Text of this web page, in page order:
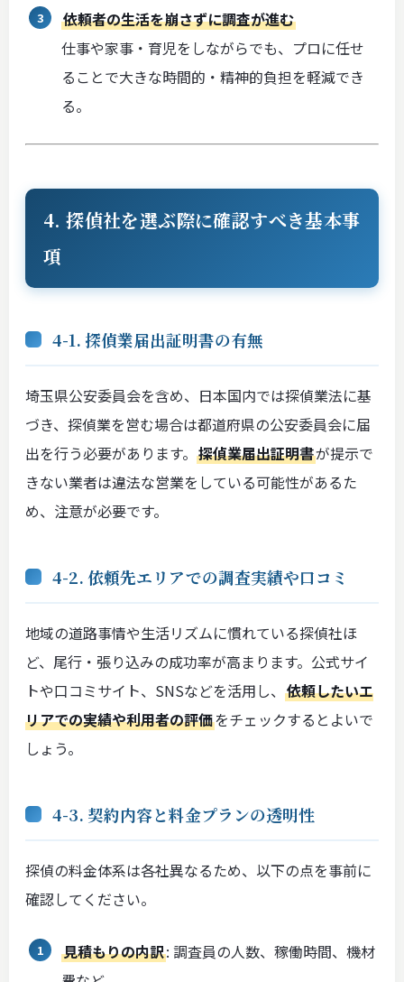
依頼者の生活を崩さずに調査が進む
仕事や家事・育児をしながらでも、プロに任せ
ることで大きな時間的・精神的負担を軽減でき
る。
4. 探偵社を選ぶ際に確認すべき基本事
項
4-1. 探偵業届出証明書の有無
埼玉県公安委員会を含め、日本国内では探偵業法に基
づき、探偵業を営む場合は都道府県の公安委員会に届
出を行う必要があります。 探偵業届出証明書が提示で
きない業者は違法な営業をしている可能性があるた
め、注意が必要です。
4-2. 依頼先エリアでの調査実績や口コミ
地域の道路事情や生活リズムに慣れている探偵社ほ
ど、尾行・張り込みの成功率が高まります。公式サイ
トや口コミサイト、SNSなどを活用し、 依頼したいエ
リアでの実績や利用者の評価をチェックするとよいで
しょう。
4-3. 契約内容と料金プランの透明性
探偵の料金体系は各社異なるため、以下の点を事前に
確認してください。
見積もりの内訳: 調査員の人数、稼働時間、機材